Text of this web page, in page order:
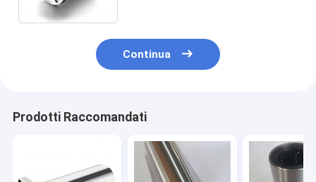
Continua
Prodotti Raccomandati